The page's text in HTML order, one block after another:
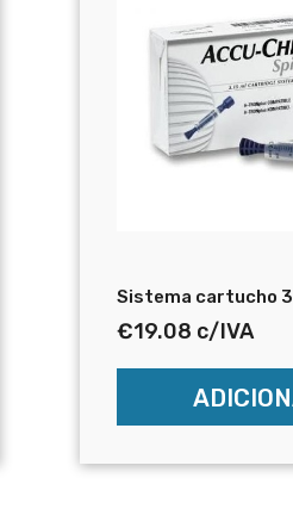
Sistema cartucho
€19.08 c/IVA